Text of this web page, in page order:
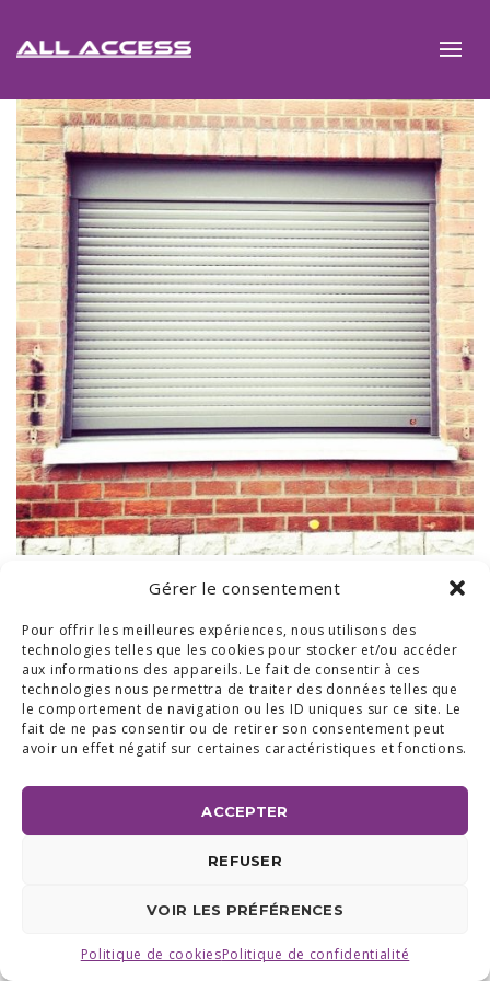
Gérer le consentement
Pour offrir les meilleures expériences, nous utilisons des
technologies telles que les cookies pour stocker et/ou accéder
aux informations des appareils. Le fait de consentir à ces
technologies nous permettra de traiter des données telles que
le comportement de navigation ou les ID uniques sur ce site. Le
fait de ne pas consentir ou de retirer son consentement peut
avoir un effet négatif sur certaines caractéristiques et fonctions.
ACCEPTER
REFUSER
VOIR LES PRÉFÉRENCES
Politique de cookiesPolitique de confidentialité
BUREAUX & SHOW ROOM
SHOW ROOM ET BUREAUX RÉGION BRABANT WALLON :
AVENUE DU COMMERCE 24 A, 1420 BRAINE L'ALLEUD
BUREAUX RÉGION LIÉGEOISE :RUE DE LA FERME 71 BTE 2,
4430 ANS TEL +32 (0) 2 387 43 32 | FAX +32 (0) 2 663 70 09
©2025 ALL ACCESS | POLITIQUE DE CONFIDENTIALITÉ |
MADE WITH
BY I-LOGICS